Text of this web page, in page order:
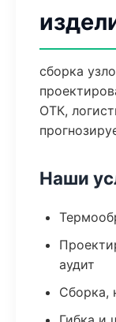
сборка
ОТК,
Наши
аудит
Сборка,